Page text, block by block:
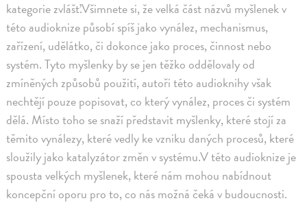
kategorie zvlášť.Všimnete si, že velká část názvů myšlenek v
této audioknize působí spíš jako vynález, mechanismus,
zařízení, udělátko, či dokonce jako proces, činnost nebo
systém. Tyto myšlenky by se jen těžko oddělovaly od
zmíněných způsobů použití, autoři této audioknihy však
nechtějí pouze popisovat, co který vynález, proces či systém
dělá. Místo toho se snaží představit myšlenky, které stojí za
těmito vynálezy, které vedly ke vzniku daných procesů, které
sloužily jako katalyzátor změn v systému.V této audioknize je
spousta velkých myšlenek, které nám mohou nabídnout
koncepční oporu pro to, co nás možná čeká v budoucnosti.